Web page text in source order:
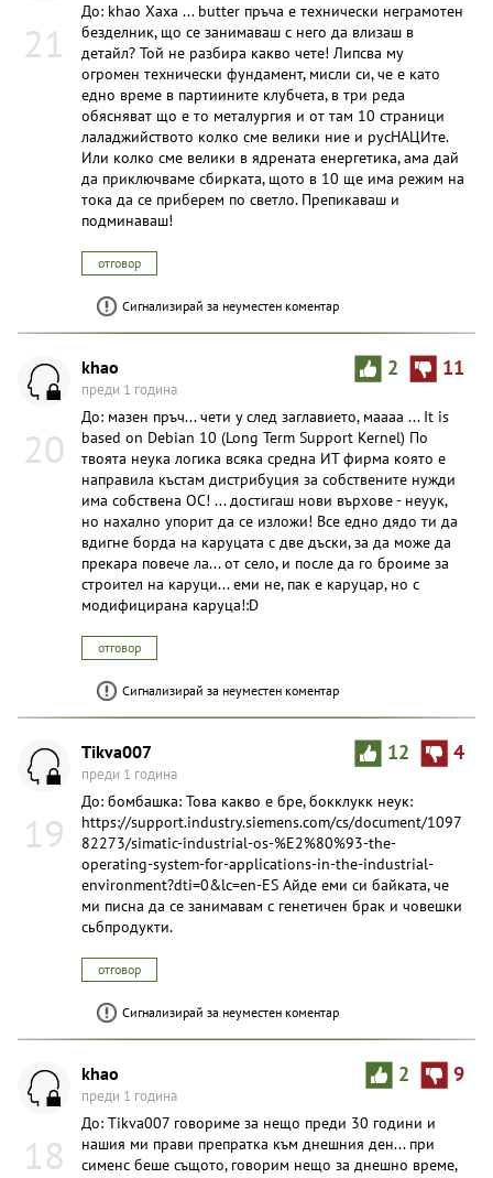
21
До: khao Хаха ... butter пръча е технически неграмотен
безделник, що се занимаваш с него да влизаш в
детайл? Той не разбира какво чете! Липсва му
огромен технически фундамент, мисли си, че е като
едно време в партиините клубчета, в три реда
обясняват що е то металургия и от там 10 страници
лаладжийството колко сме велики ние и русНАЦИте.
Или колко сме велики в ядрената енергетика, ама дай
да приключваме сбирката, щото в 10 ще има режим на
тока да се приберем по светло. Препикаваш и
подминаваш!
отговор
Сигнализирай за неуместен коментар
20
2 11
khao
преди 1 година
До: мазен пръч... чети у след заглавието, маааа ... It is
based on Debian 10 (Long Term Support Kernel) По
твоята неука логика всяка средна ИТ фирма която е
направила къстам дистрибуция за собствените нужди
има собствена ОС! ... достигаш нови върхове - неуук,
но нахално упорит да се изложи! Все едно дядо ти да
вдигне борда на каруцата с две дъски, за да може да
прекара повече ла... от село, и после да го броиме за
строител на каруци... еми не, пак е каруцар, но с
модифицирана каруца!:D
отговор
Сигнализирай за неуместен коментар
19
12 4
Tikva007
преди 1 година
До: бомбашка: Това какво е бре, бокклукк неук:
https://support.industry.siemens.com/cs/document/1097
82273/simatic-industrial-os-%E2%80%93-the-
operating-system-for-applications-in-the-industrial-
environment?dti=0&lc=en-ES Айде еми си байката, че
ми писна да се занимавам с генетичен брак и човешки
сьбпродукти.
отговор
Сигнализирай за неуместен коментар
18
2 9
khao
преди 1 година
До: Tikva007 говориме за нещо преди 30 години и
нашия ми прави препратка към днешния ден... при
сименс беше същото, говорим нещо за днешно време,